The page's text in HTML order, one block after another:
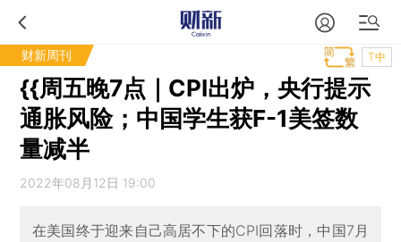
财新周刊 T中
{{周五晚7点｜CPI出炉，央行提示
通胀风险；中国学生获F-1美签数
量减半
2022年08月12日 19:00
在美国终于迎来自己高居不下的CPI回落时，中国7月